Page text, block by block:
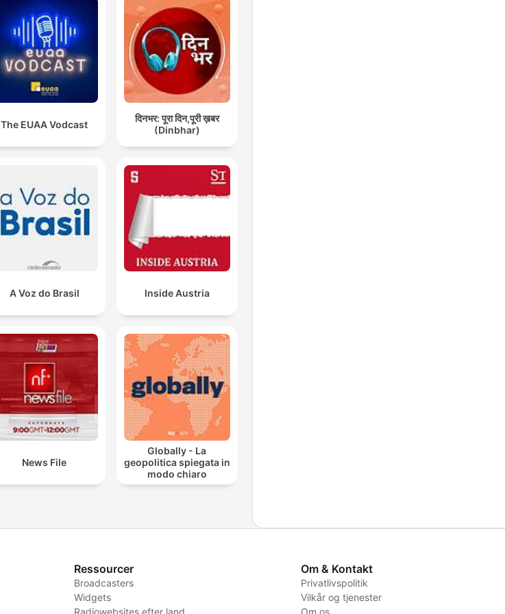
The EUAA Vodcast
दिनभर: पूरा दिन,पूरी ख़बर
(Dinbhar)
A Voz do Brasil Inside Austria
News File
Globally - La
geopolitica spiegata in
modo chiaro
Ressourcer
Broadcasters
Widgets
Radiowebsites efter land
Om & Kontakt
Privatlivspolitik
Vilkår og tjenester
Om os